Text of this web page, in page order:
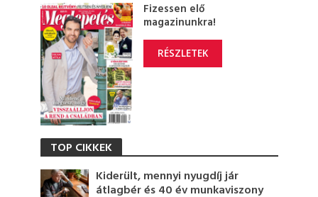
Fizessen elő
magazinunkra!
RÉSZLETEK
TOP CIKKEK
Kiderült, mennyi nyugdíj jár
átlagbér és 40 év munkaviszony